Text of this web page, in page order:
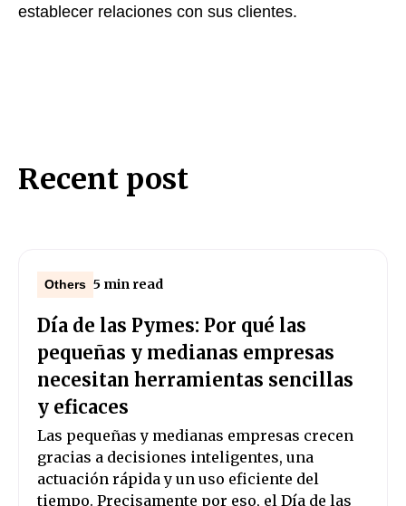
establecer relaciones con sus clientes.
Recent post
Others 5 min read
Día de las Pymes: Por qué las
pequeñas y medianas empresas
necesitan herramientas sencillas
y eficaces
Las pequeñas y medianas empresas crecen
gracias a decisiones inteligentes, una
actuación rápida y un uso eficiente del
tiempo. Precisamente por eso, el Día de las